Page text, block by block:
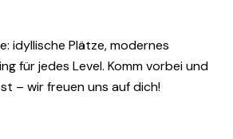
idyllische Plätze, modernes
für jedes Level. Komm vorbei und
– wir freuen uns auf dich!